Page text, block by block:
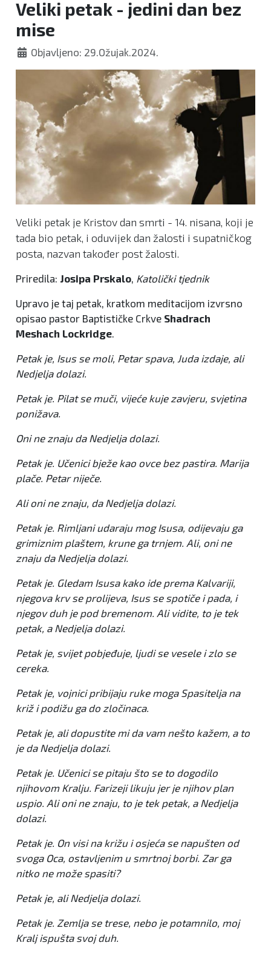
Veliki petak - jedini dan bez
mise
Objavljeno: 29.Ožujak.2024.
Veliki petak je Kristov dan smrti - 14. nisana, koji je
tada bio petak, i oduvijek dan žalosti i supatničkog
posta, nazvan također post žalosti.
Priredila: Josipa Prskalo Katolički tjednik
Upravo je taj petak, kratkom meditacijom izvrsno
opisao pastor Baptističke Crkve Shadrach
Meshach Lockridge
Petak je, Isus se moli, Petar spava, Juda izdaje, ali
Nedjelja dolazi.
Petak je. Pilat se muči, vijeće kuje zavjeru, svjetina
ponižava.
Oni ne znaju da Nedjelja dolazi.
Petak je. Učenici bježe kao ovce bez pastira. Marija
plače. Petar niječe.
Ali oni ne znaju, da Nedjelja dolazi.
Petak je. Rimljani udaraju mog Isusa, odijevaju ga
grimiznim plaštem, krune ga trnjem. Ali, oni ne
znaju da Nedjelja dolazi.
Petak je. Gledam Isusa kako ide prema Kalvariji,
njegova krv se prolijeva, Isus se spotiče i pada, i
njegov duh je pod bremenom. Ali vidite, to je tek
petak, a Nedjelja dolazi.
Petak je, svijet pobjeđuje, ljudi se vesele i zlo se
cereka.
Petak je, vojnici pribijaju ruke moga Spasitelja na
križ i podižu ga do zločinaca.
Petak je, ali dopustite mi da vam nešto kažem, a to
je da Nedjelja dolazi.
Petak je. Učenici se pitaju što se to dogodilo
njihovom Kralju. Farizeji likuju jer je njihov plan
uspio. Ali oni ne znaju, to je tek petak, a Nedjelja
dolazi.
Petak je. On visi na križu i osjeća se napušten od
svoga Oca, ostavljenim u smrtnoj borbi. Zar ga
nitko ne može spasiti?
Petak je, ali Nedjelja dolazi.
Petak je. Zemlja se trese, nebo je potamnilo, moj
Kralj ispušta svoj duh.